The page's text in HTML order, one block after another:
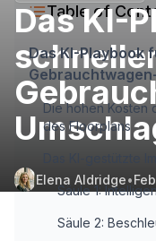
Das KI-
Elena Aldridge•
Table of
Das KI-Playbook
Die hohen Kosten
des Floorplans
Säule 1:
Säule 2: